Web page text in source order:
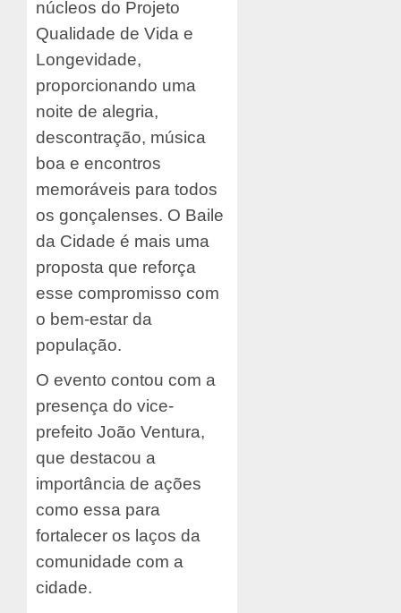
núcleos do Projeto
Qualidade de Vida e
Longevidade,
proporcionando uma
noite de alegria,
descontração, música
boa e encontros
memoráveis para todos
os gonçalenses. O Baile
da Cidade é mais uma
proposta que reforça
esse compromisso com
o bem-estar da
população.
O evento contou com a
presença do vice-
prefeito João Ventura,
que destacou a
importância de ações
como essa para
fortalecer os laços da
comunidade com a
cidade.